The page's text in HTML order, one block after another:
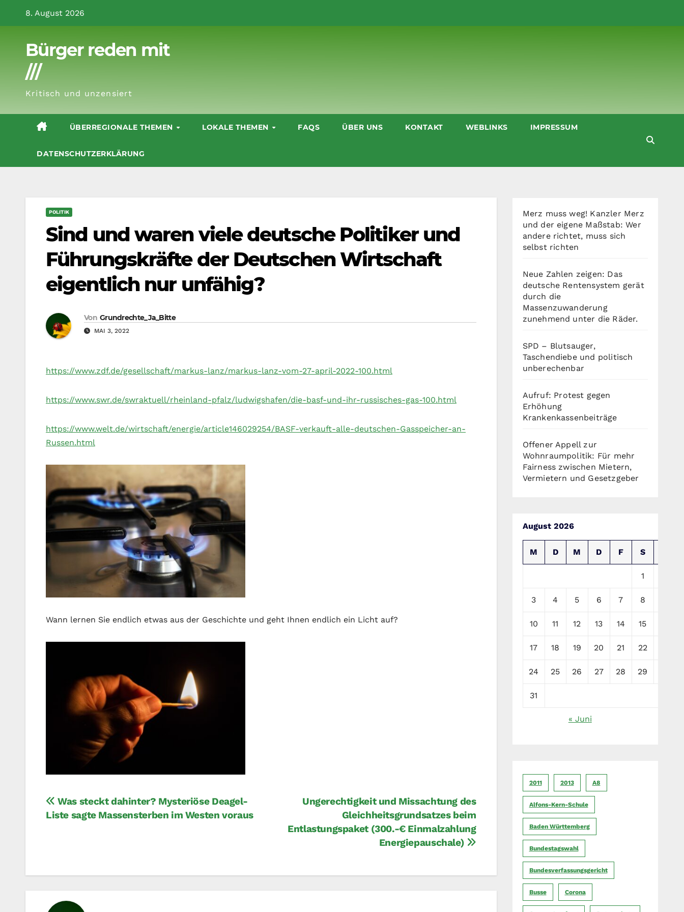
8. August 2026
Bürger reden mit
///
Kritisch und unzensiert
ÜBERREGIONALE THEMEN LOKALE THEMEN FAQS ÜBER UNS KONTAKT WEBLINKS IMPRESSUM
DATENSCHUTZERKLÄRUNG
POLITIK
Sind und waren viele deutsche Politiker und
Führungskräfte der Deutschen Wirtschaft
eigentlich nur unfähig?
Von Grundrechte_Ja_Bitte
MAI 3, 2022
https://www.zdf.de/gesellschaft/markus-lanz/markus-lanz-vom-27-april-2022-100.html
https://www.swr.de/swraktuell/rheinland-pfalz/ludwigshafen/die-basf-und-ihr-russisches-gas-100.html
https://www.welt.de/wirtschaft/energie/article146029254/BASF-verkauft-alle-deutschen-Gasspeicher-an-
Russen.html
Wann lernen Sie endlich etwas aus der Geschichte und geht Ihnen endlich ein Licht auf?
Beitragsnavigation
Ungerechtigkeit und Missachtung des
Gleichheitsgrundsatzes beim
Entlastungspaket (300.-€ Einmalzahlung
Energiepauschale)
Was steckt dahinter? Mysteriöse Deagel-
Liste sagte Massensterben im Westen voraus
Merz muss weg! Kanzler Merz
und der eigene Maßstab: Wer
andere richtet, muss sich
selbst richten
Neue Zahlen zeigen: Das
deutsche Rentensystem gerät
durch die
Massenzuwanderung
zunehmend unter die Räder.
SPD – Blutsauger,
Taschendiebe und politisch
unberechenbar
Aufruf: Protest gegen
Erhöhung
Krankenkassenbeiträge
Offener Appell zur
Wohnraumpolitik: Für mehr
Fairness zwischen Mietern,
Vermietern und Gesetzgeber
August 2026
M D M D F S
1
3 4 5 6 7 8
10 11 12 13 14 15
17 18 19 20 21 22
24 25 26 27 28 29
31
« Juni
2011 2013 A8
Alfons-Kern-Schule
Baden Württemberg
Bundestagswahl
Bundesverfassungsgericht
Busse Corona